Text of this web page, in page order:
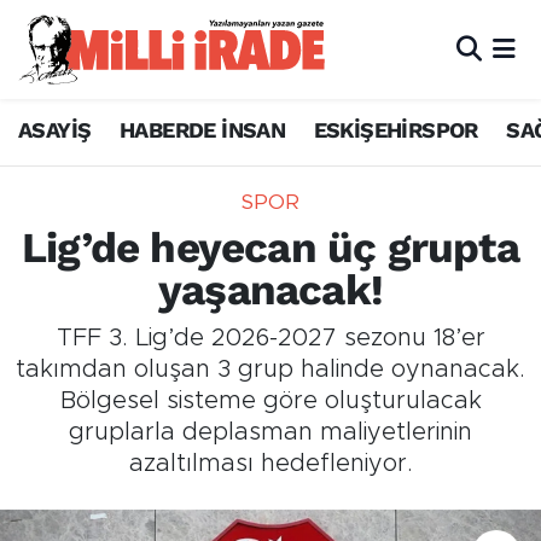
ASAYİŞ HABERDE İNSAN ESKİŞEHİRSPOR
SPOR
Lig’de heyecan üç grupta
yaşanacak!
TFF 3. Lig’de 2026-2027 sezonu 18’er
takımdan oluşan 3 grup halinde oynanacak.
Bölgesel sisteme göre oluşturulacak
gruplarla deplasman maliyetlerinin
azaltılması hedefleniyor.